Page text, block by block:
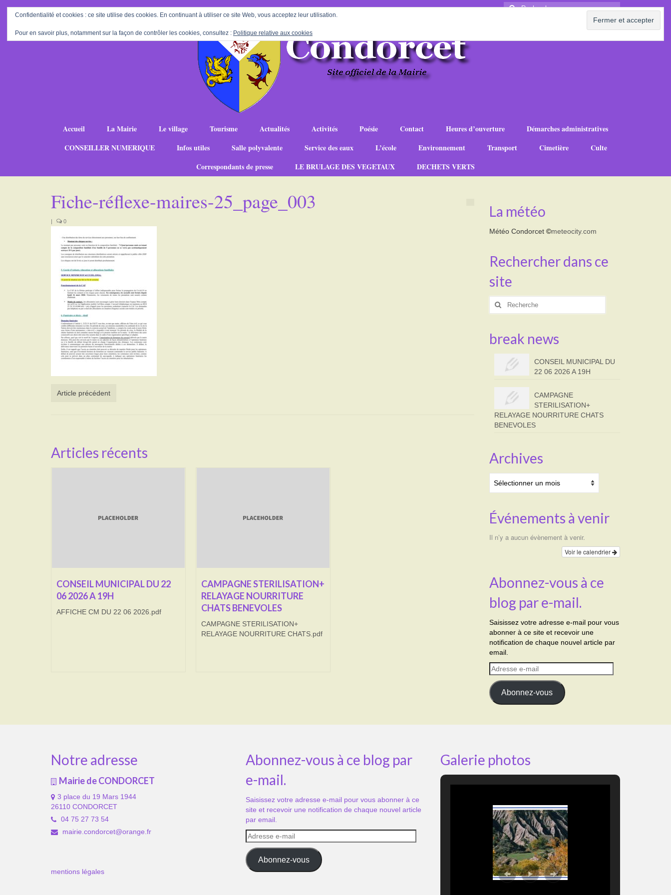
Rechercher
Accueil La Mairie Le village Tourisme Actualités Activités Poésie Contact Heures d’ouverture
Démarches administratives
CONSEILLER NUMERIQUE
Infos utiles Salle polyvalente Service des eaux L’école Environnement Transport Cimetière
Culte
Correspondants de presse
LE BRULAGE DES VEGETAUX DECHETS VERTS
Fiche-réflexe-maires-25_page_003
| 0
Article précédent
Articles récents
CONSEIL MUNICIPAL DU 22
06 2026 A 19H
AFFICHE CM DU 22 06 2026.pdf
CAMPAGNE STERILISATION+
RELAYAGE NOURRITURE
CHATS BENEVOLES
CAMPAGNE STERILISATION+
RELAYAGE NOURRITURE CHATS.pdf
La météo
Météo Condorcet©meteocity.com
Rechercher dans ce
site
Rechercher
break news
CONSEIL MUNICIPAL DU
22 06 2026 A 19H
CAMPAGNE
STERILISATION+
RELAYAGE NOURRITURE CHATS
BENEVOLES
Archives
Événements à venir
Il n’y a aucun évènement à venir.
Voir le calendrier
Abonnez-vous à ce
blog par e-mail.
Saisissez votre adresse e-mail pour vous
abonner à ce site et recevoir une
notification de chaque nouvel article par
email.
Adresse
e-
mail
Abonnez-vous
Notre adresse
Mairie de CONDORCET
3 place du 19 Mars 1944
26110 CONDORCET
04 75 27 73 54
mairie.condorcet@orange.fr
mentions légales
Abonnez-vous à ce blog par
e-mail.
Saisissez votre adresse e-mail pour vous abonner à ce
site et recevoir une notification de chaque nouvel article
par email.
Adresse
e-
mail
Abonnez-vous
Galerie photos
Confidentialité et cookies : ce site utilise des cookies. En continuant à utiliser ce site Web, vous acceptez leur utilisation.
Pour en savoir plus, notamment sur la façon de contrôler les cookies, consultez : Politique relative aux cookies